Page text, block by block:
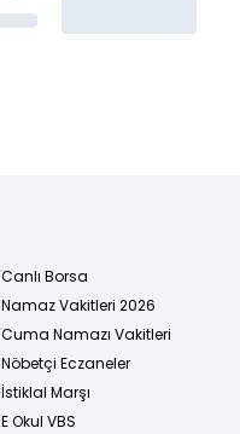
Canlı Borsa
Namaz Vakitleri 2026
Cuma Namazı Vakitleri
Nöbetçi Eczaneler
İstiklal Marşı
E Okul VBS